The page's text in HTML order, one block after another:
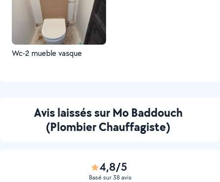
Wc-2 mueble vasque
Avis laissés sur Mo Baddouch
(Plombier Chauffagiste)
4,8/5
Basé sur 38 avis